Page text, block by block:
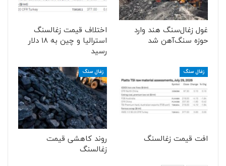
غول زغال‌سنگ هند وارد
حوزه سنگ‌آهن شد
اختلاف قیمت زغالسنگ
استرالیا و چین به ۱۸ دلار
رسید
زغال سنگ
افت قیمت زغالسنگ
زغال سنگ
روند کاهشی قیمت
زغالسنگ